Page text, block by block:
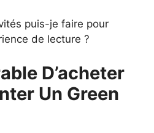
puis-je faire pour
de lecture ?
D’acheter
Un Green